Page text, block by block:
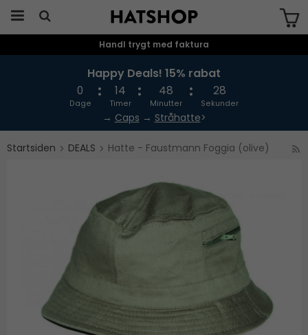
Produktet er blevet tilføjet til din
Handl trygt med faktura
Happy Deals! 15% rabat
0
Dage
14
Timer
48
Minutter
27
Sekunder
→ Caps → Stråhatte>
Startsiden DEALS Hatte - Faustmann Foggia (olive)